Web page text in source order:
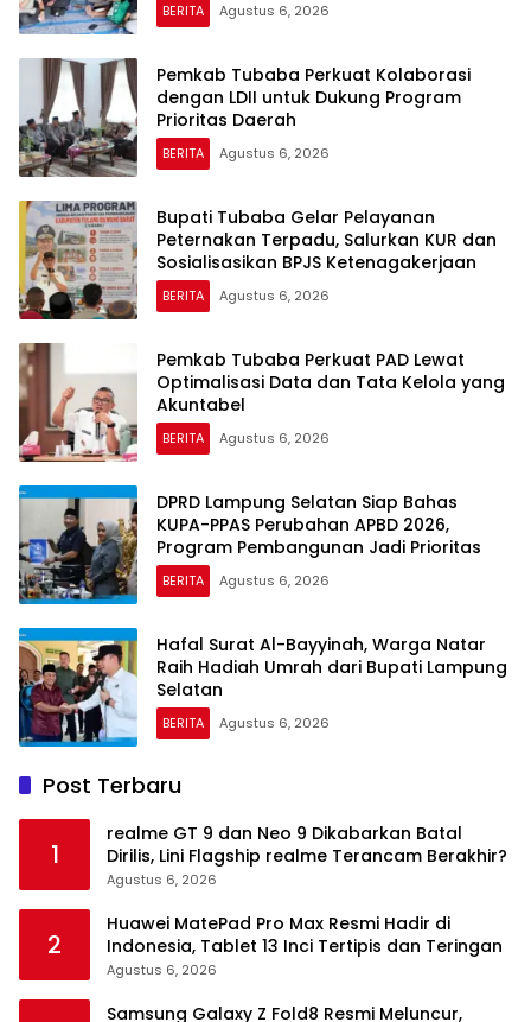
BERITA Agustus 6, 2026
Pemkab Tubaba Perkuat Kolaborasi
dengan LDII untuk Dukung Program
Prioritas Daerah
BERITA Agustus 6, 2026
Bupati Tubaba Gelar Pelayanan
Peternakan Terpadu, Salurkan KUR dan
Sosialisasikan BPJS Ketenagakerjaan
BERITA Agustus 6, 2026
Pemkab Tubaba Perkuat PAD Lewat
Optimalisasi Data dan Tata Kelola yang
Akuntabel
BERITA Agustus 6, 2026
DPRD Lampung Selatan Siap Bahas
KUPA-PPAS Perubahan APBD 2026,
Program Pembangunan Jadi Prioritas
BERITA Agustus 6, 2026
Hafal Surat Al-Bayyinah, Warga Natar
Raih Hadiah Umrah dari Bupati Lampung
Selatan
BERITA Agustus 6, 2026
Post Terbaru
1
realme GT 9 dan Neo 9 Dikabarkan Batal
Dirilis, Lini Flagship realme Terancam Berakhir?
Agustus 6, 2026
2
Huawei MatePad Pro Max Resmi Hadir di
Indonesia, Tablet 13 Inci Tertipis dan Teringan
Agustus 6, 2026
Samsung Galaxy Z Fold8 Resmi Meluncur,